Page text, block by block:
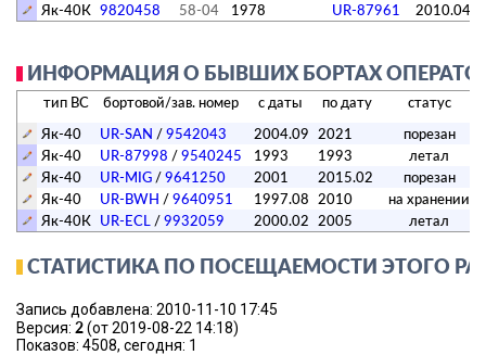
Як-40К 9820458 58-04 1978 UR-87961 2010.04
ИНФОРМАЦИЯ О БЫВШИХ БОРТАХ
тип ВС бортовой/зав. номер с даты по дату
статус
Як-40
UR-SAN /9542043 2004.09 2021
порезан
Як-40
UR-87998 /9540245 1993 1993 летал
Як-40
UR-MIG /9641250 2001 2015.02
порезан
Як-40
UR-BWH /9640951 1997.08 2010
на хранении
Як-40К UR-ECL /9932059 2000.02 2005 летал
СТАТИСТИКА ПО ПОСЕЩАЕМОСТИ ЭТОГО
Запись добавлена: 2010-11-10 17:45
Версия: 2(от 2019-08-22 14:18)
Показов: 4508, сегодня: 1